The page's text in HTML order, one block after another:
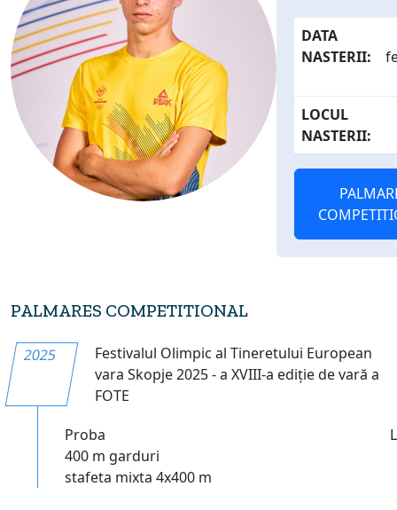
DATA
NASTERII:
LOCUL
NASTERII:
PALMARES COMPETITIONAL
2025
Festivalul Olimpic al Tineretului European
vara Skopje 2025 - a XVIII-a ediție de vară a
FOTE
Proba
400 m garduri
stafeta mixta 4x400 m